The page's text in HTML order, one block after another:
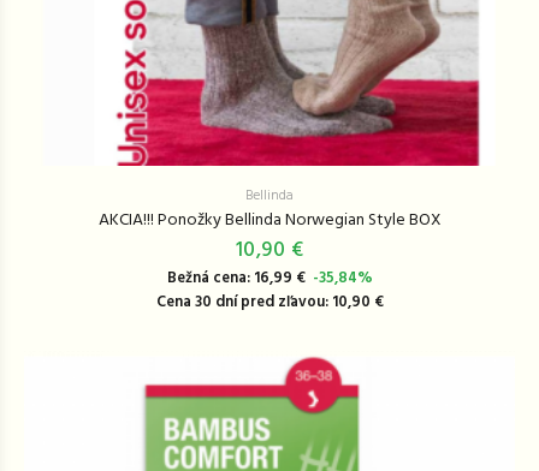
Bellinda
AKCIA!!! Ponožky Bellinda Norwegian Style BOX
10,90 €
Bežná cena: 16,99 € -35,84%
Cena 30 dní pred zľavou: 10,90 €